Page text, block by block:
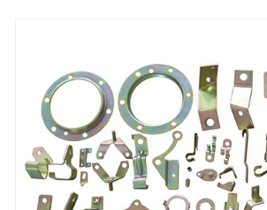
отраслях, демонстрируя свою
эффективность в современном